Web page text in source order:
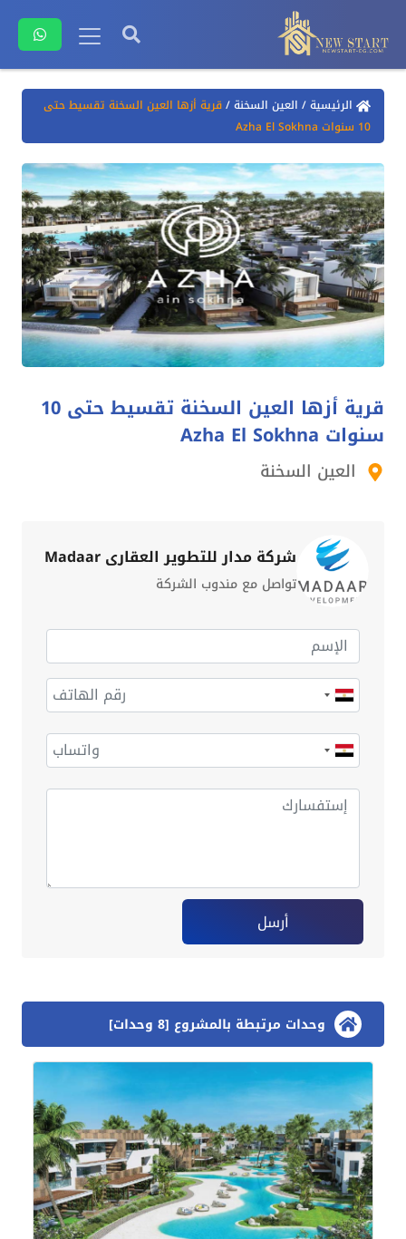
الرئيسية/ العين السخنة/قرية أزها العين السخنة تقسيط حتى
10 سنوات Azha El Sokhna
قرية أزها العين السخنة تقسيط حتى 10
سنوات Azha El Sokhna
العين السخنة
شركة مدار للتطوير العقاري Madaar
تواصل مع مندوب الشركة
أرسل
وحدات مرتبطة بالمشروع [8 وحدات]